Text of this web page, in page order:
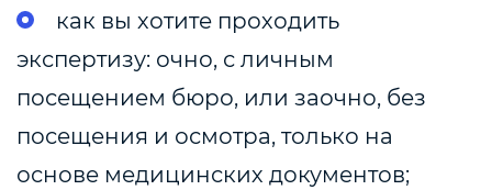
как вы хотите проходить
экспертизу: очно, с личным
посещением бюро, или заочно, без
посещения и осмотра, только на
основе медицинских документов;